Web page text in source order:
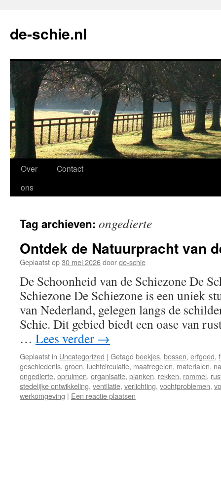
de-schie.nl
Spring
naar
inhoud
Over
ons
Contact
Tag archieven: ongedierte
Ontdek de Natuurpracht van
Geplaatst op30 mei 2026doorde-schie
De Schoonheid van de Schiezone De
Schiezone De Schiezone is een uniek
van Nederland, gelegen langs de
Schie. Dit gebied biedt een oase van
… Lees verder →
Geplaatst in Uncategorized | Getagd beekjes, bossen, erfgoed,
geschiedenis, groen, luchtcirculatie, maatregelen, materialen,
ongedierte, opruimen, organisatie, planken, rekken, rommel,
stedelijke ontwikkeling, ventilatie, verlichting, vochtproblemen,
werkomgeving | Een reactie plaatsen